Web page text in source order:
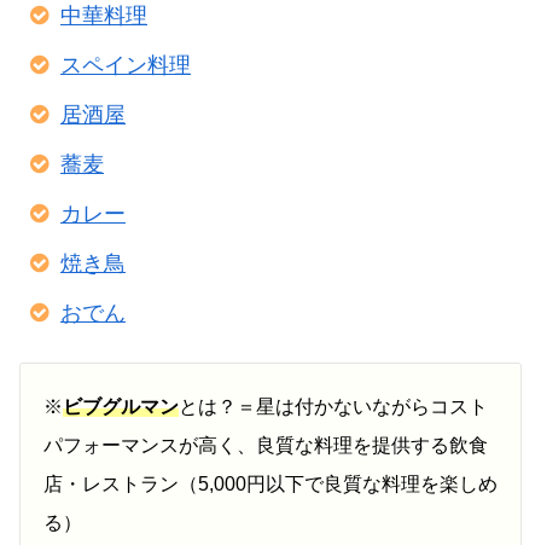
中華料理
スペイン料理
居酒屋
蕎麦
カレー
焼き鳥
おでん
※ビブグルマンとは？＝星は付かないながらコスト
パフォーマンスが高く、良質な料理を提供する飲食
店・レストラン（5,000円以下で良質な料理を楽しめ
る）